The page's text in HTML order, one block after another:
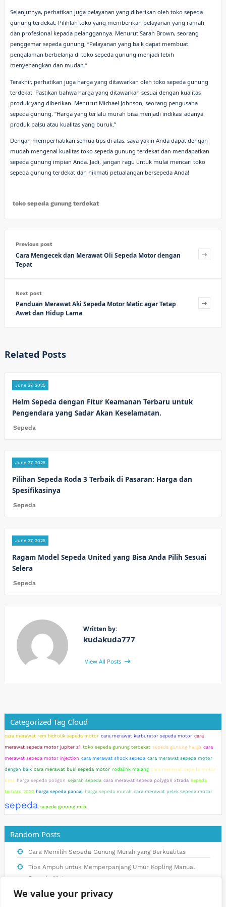
We value your privacy
Selanjutnya, perhatikan juga pelayanan yang diberikan oleh toko sepeda
gunung terdekat. Pilihlah toko yang memberikan pelayanan yang ramah
dan profesional kepada pelanggannya. Menurut Sarah Brown, seorang
penggemar sepeda gunung, “Pelayanan yang baik dapat membuat
pengalaman berbelanja di toko sepeda gunung menjadi lebih
menyenangkan dan mudah.”
Terakhir, perhatikan juga harga yang ditawarkan oleh toko sepeda gunung
terdekat. Pastikan bahwa harga yang ditawarkan sesuai dengan kualitas
produk yang diberikan. Menurut Michael Johnson, seorang pengusaha
sepeda gunung, “Harga yang terlalu murah bisa menjadi indikasi adanya
produk palsu atau kualitas yang buruk.”
Dengan memperhatikan semua tips di atas, saya yakin Anda dapat dengan
mudah mengenal kualitas toko sepeda gunung terdekat dan mendapatkan
sepeda gunung impian Anda. Jadi, jangan ragu untuk mulai mencari toko
sepeda gunung terdekat dan nikmati petualangan bersepeda Anda!
toko sepeda gunung terdekat
Previous post
Cara Mengecek dan Merawat Oli Sepeda Motor dengan
Tepat
Next post
Panduan Merawat Aki Sepeda Motor Matic agar Tetap
Awet dan Hidup Lama
Related Posts
June 27, 2025
Helm Sepeda dengan Fitur Keamanan Terbaru untuk
Pengendara yang Sadar Akan Keselamatan.
Sepeda
June 27, 2025
Pilihan Sepeda Roda 3 Terbaik di Pasaran: Harga dan
Spesifikasinya
Sepeda
June 27, 2025
Ragam Model Sepeda United yang Bisa Anda Pilih Sesuai
Selera
Sepeda
Written by:
kudakuda777
View All Posts
Categorized Tag Cloud
cara merawat rem hidrolik sepeda motor cara merawat karburator sepeda motor cara
merawat sepeda motor jupiter z1 toko sepeda gunung terdekat sepeda gunung harga cara
merawat sepeda motor injection cara merawat shock sepeda cara merawat sepeda motor
dengan baik cara merawat busi sepeda motor rodalink malang cara merawat sepeda motor
beat harga sepeda poligon sejarah sepeda cara merawat sepeda polygon xtrada sepeda
terbaru 2022 harga sepeda pancal harga sepeda murah cara merawat pelek sepeda motor
sepeda sepeda gunung mtb
Random Posts
Cara Memilih Sepeda Gunung Murah yang Berkualitas
Tips Ampuh untuk Memperpanjang Umur Kopling Manual
Sepeda Motor
Manfaat Menggunakan Helm Sepeda Saat Berkendara